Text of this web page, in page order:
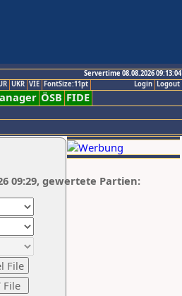
Servertime 08.08.2026 09:13:04
Logout
Login
UKR VIE FontSize:11pt
ÖSB FIDE
09:29, gewertete Partien: